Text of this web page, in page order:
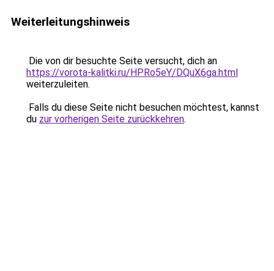
Weiterleitungshinweis
Die von dir besuchte Seite versucht, dich an
https://vorota-kalitki.ru/HPRo5eY/DQuX6ga.html
weiterzuleiten.
Falls du diese Seite nicht besuchen möchtest, kannst
du zur vorherigen Seite zurückkehren.